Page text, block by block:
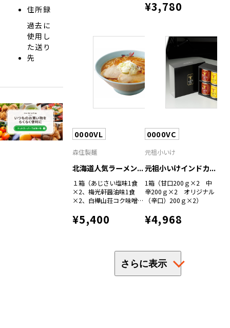
住所録
過去に
使用し
た送り
先
ーめん空味噌味１食、波
飛沫塩とんこつ1食）
¥3,780
0000VL
森住製麺
北海道人気ラーメン...
１箱（あじさい塩味1食
×2、梅光軒醤油味1食
×2、白樺山荘コク味噌味
しょうゆ1食×2、らーめ
ん空味噌味１食×2）
¥5,400
0000VC
元祖小いけ
元祖小いけインドカ...
1箱（甘口200ｇ×2 中
辛200ｇ×2 オリジナル
（辛口）200ｇ×2）
¥4,968
さらに表示